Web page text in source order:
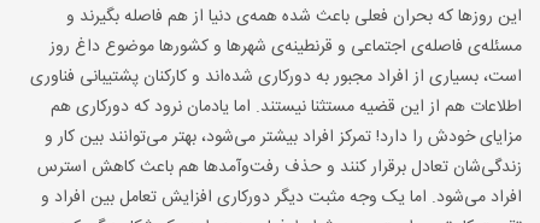
این روزها که بحران فعلی باعث شده همه‌ی دنیا از هم فاصله بگیرند و
مسئله‌ی فاصله‌ی اجتماعی و قرنطینه‌ی شهرها و کشورها موضوع داغ روز
است، بسیاری از افراد مجبور به دورکاری شده‌اند و کارکنان پشتیبانی فناوری
اطلاعات هم از این قضیه مستثنا نیستند. اما یادمان نرود که دورکاری هم
مزایای خودش را دارد! تمرکز افراد بیشتر می‌شود، بهتر می‌توانند بین کار و
زندگی‌شان تعادل برقرار کنند و حذف رفت‌و‌آمدها هم باعث کاهش استرس
افراد می‌شود. اما یک وجه مثبت دیگر دورکاری افزایش تعامل بین افراد و